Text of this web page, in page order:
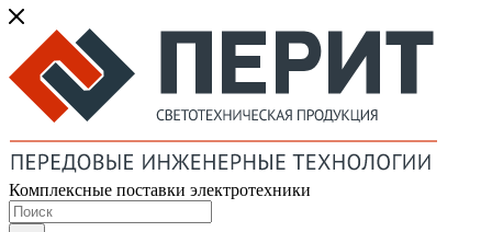
Комплексные поставки электротехники